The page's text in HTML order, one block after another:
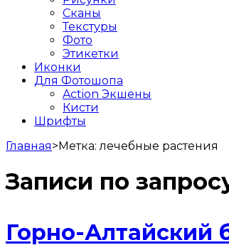
Сканы
Текстуры
Фото
Этикетки
Иконки
Для Фотошопа
Action Экшены
Кисти
Шрифты
Главная>Метка:лечебные растения
Записи по
Горно-Алтайский